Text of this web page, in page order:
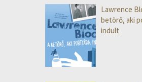
Lawrence
betörő, aki
indult